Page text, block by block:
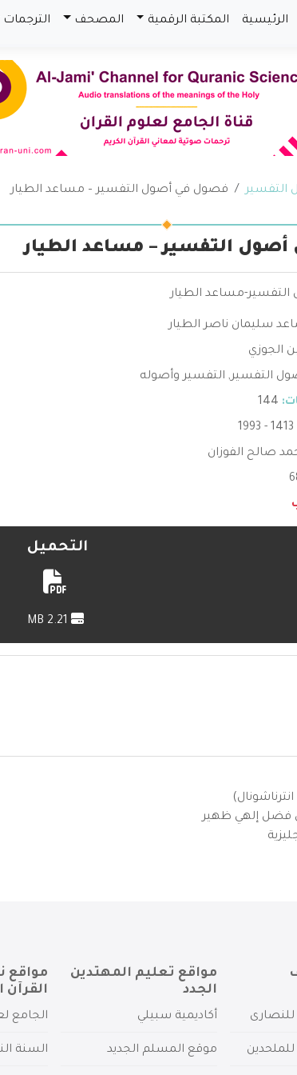
الرئيسية المكتبة الرقمية المصحف الترجمات
التفسير فصول في أصول التفسير – مساعد الطيار
التفسير – مساعد الطيار
مساعد الطيار
سليمان ناصر الطيار
الجوزي
التفسير, التفسير وأصوله
144
1413 - 1993
صالح الفوزان
التحميل
فضل إلهي ظهير
للنصارى
للملحدين
مواقع تعليم المهتدين
الجدد
أكاديمية سبيلي
موقع المسلم الجديد
مواقع
القرآن
الجامع
السنة